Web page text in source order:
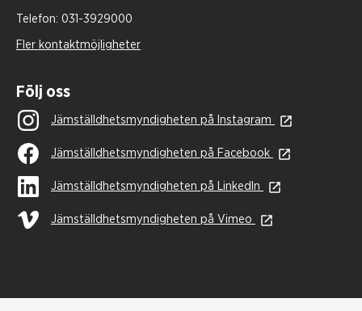
Telefon: 031-3929000
Fler kontaktmöjligheter
Följ oss
Jämställdhetsmyndigheten på Instagram
Jämställdhetsmyndigheten på Facebook
Jämställdhetsmyndigheten på LinkedIn
Jämställdhetsmyndigheten på Vimeo